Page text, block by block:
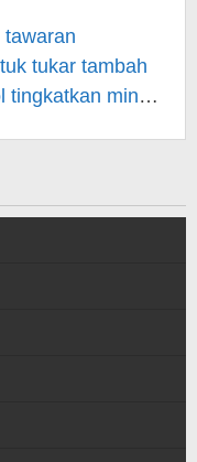
tukar tambah
tingkatkan minat